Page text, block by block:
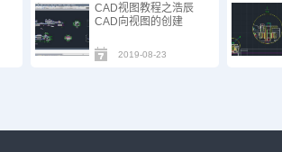
CAD视图教程之浩辰
CAD向视图的创建
2019-08-23